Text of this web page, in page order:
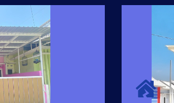
Pintar
rumahnya dengan